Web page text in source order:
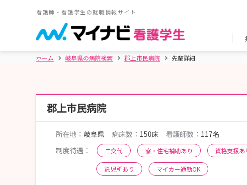
看護師・看護学生の就職情報サイト
ホーム 岐阜県の病院検索 郡上市民病院 先輩詳細
郡上市民病院
所在地： 岐阜県 病床数： 150床 看護師数： 117名
制度待遇：
二交代 寮・住宅補助あり 資格支援あ
託児所あり マイカー通勤OK